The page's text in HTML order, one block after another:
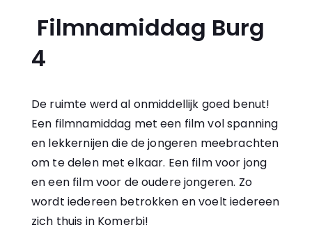
Filmnamiddag Burg
4
De ruimte werd al onmiddellijk goed benut!
Een filmnamiddag met een film vol spanning
en lekkernijen die de jongeren meebrachten
om te delen met elkaar. Een film voor jong
en een film voor de oudere jongeren. Zo
wordt iedereen betrokken en voelt iedereen
zich thuis in Komerbi!